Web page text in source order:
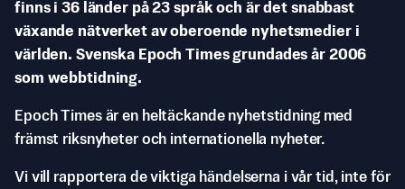
finns i 36 länder på 23 språk och är det snabbast
växande nätverket av oberoende nyhetsmedier i
världen. Svenska Epoch Times grundades år 2006
som webbtidning.
Epoch Times är en heltäckande nyhetstidning med
främst riksnyheter och internationella nyheter.
Vi vill rapportera de viktiga händelserna i vår tid, inte för